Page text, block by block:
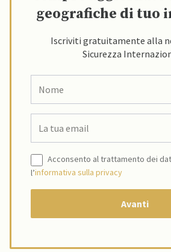
geografiche di tuo
Iscriviti gratuitamente alla
Sicurezza
Acconsento al trattamento dei
l’informativa sulla privacy